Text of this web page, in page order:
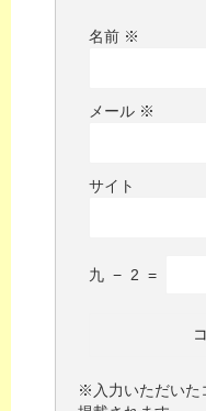
名前 ※
メール ※
サイト
九 − 2 =
※入力いただいた